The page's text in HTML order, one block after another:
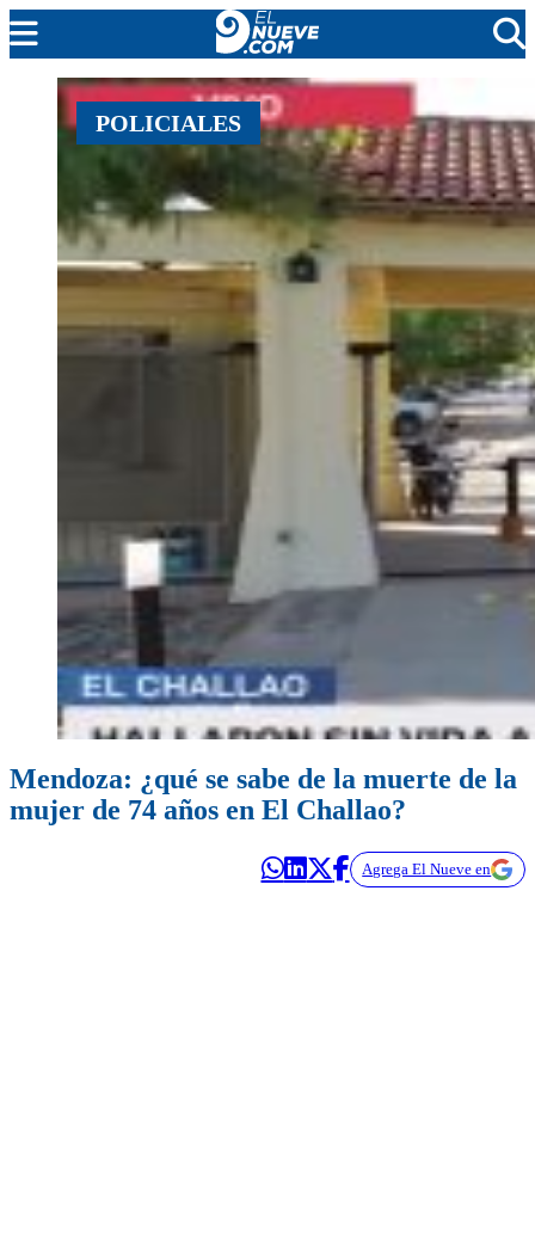
EL NUEVE
SOCIEDAD
POLICIALES
EN VIVO
POLICIALES
Mendoza: ¿qué se sabe de la muerte de la
mujer de 74 años en El Challao?
Agrega El Nueve en